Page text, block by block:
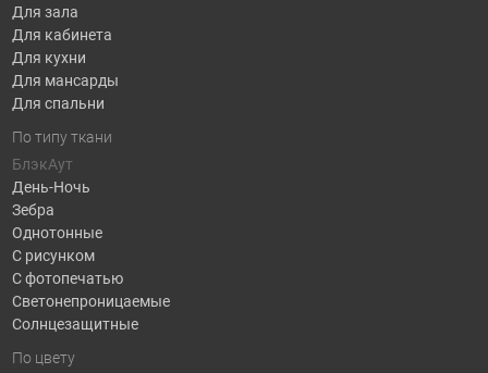
Для зала
Для кабинета
Для кухни
Для мансарды
Для спальни
По типу ткани
БлэкАут
День-Ночь
Зебра
Однотонные
С рисунком
С фотопечатью
Светонепроницаемые
Солнцезащитные
По цвету